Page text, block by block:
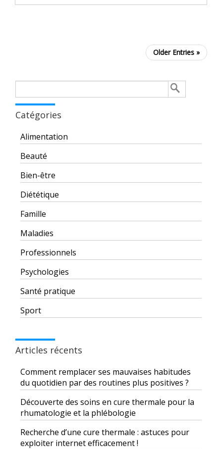
Older Entries »
Catégories
Alimentation
Beauté
Bien-être
Diététique
Famille
Maladies
Professionnels
Psychologies
Santé pratique
Sport
Articles récents
Comment remplacer ses mauvaises habitudes
du quotidien par des routines plus positives ?
Découverte des soins en cure thermale pour la
rhumatologie et la phlébologie
Recherche d’une cure thermale : astuces pour
exploiter internet efficacement !